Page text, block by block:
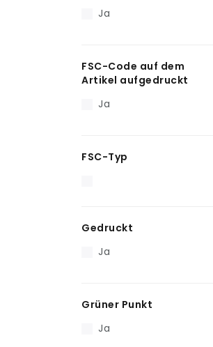
Ja
FSC-Code auf dem
Artikel aufgedruckt
Ja
FSC-Typ
Gedruckt
Ja
Grüner Punkt
Ja